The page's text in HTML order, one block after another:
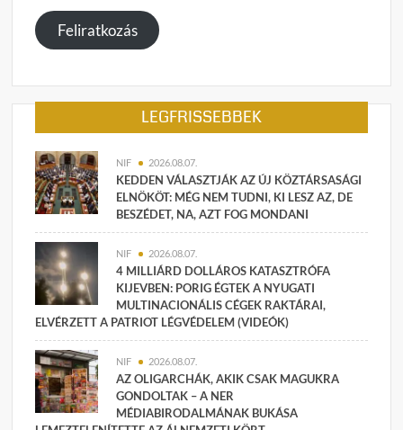
megadása
Feliratkozás
LEGFRISSEBBEK
NIF 2026.08.07.
KEDDEN VÁLASZTJÁK AZ ÚJ KÖZTÁRSASÁGI
ELNÖKÖT: MÉG NEM TUDNI, KI LESZ AZ, DE
BESZÉDET, NA, AZT FOG MONDANI
NIF 2026.08.07.
4 MILLIÁRD DOLLÁROS KATASZTRÓFA
KIJEVBEN: PORIG ÉGTEK A NYUGATI
MULTINACIONÁLIS CÉGEK RAKTÁRAI,
ELVÉRZETT A PATRIOT LÉGVÉDELEM (VIDEÓK)
NIF 2026.08.07.
AZ OLIGARCHÁK, AKIK CSAK MAGUKRA
GONDOLTAK – A NER
MÉDIABIRODALMÁNAK BUKÁSA